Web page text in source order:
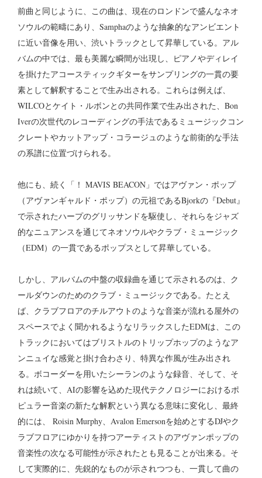
前曲と同じように、この曲は、現在のロンドンで盛んなネオ
ソウルの範疇にあり、Samphaのような抽象的なアンビエント
に近い音像を用い、渋いトラックとして昇華している。アル
バムの中では、最も美麗な瞬間が出現し、ピアノやディレイ
を掛けたアコースティックギターをサンプリングの一貫の要
素として解釈することで生み出される。これらは例えば、
WILCOとケイト・ルボンとの共同作業で生み出された、Bon
Iverの次世代のレコーディングの手法であるミュージックコン
クレートやカットアップ・コラージュのような前衛的な手法
の系譜に位置づけられる。
他にも、続く「！ MAVIS BEACON」ではアヴァン・ポップ
（アヴァンギャルド・ポップ）の元祖であるBjorkの『Debut』
で示されたハープのグリッサンドを駆使し、それらをジャズ
的なニュアンスを通じてネオソウルやクラブ・ミュージック
（EDM）の一貫であるポップスとして昇華している。
しかし、アルバムの中盤の収録曲を通じて示されるのは、ク
ールダウンのためのクラブ・ミュージックである。たとえ
ば、クラブフロアのチルアウトのような音楽が流れる屋外の
スペースでよく聞かれるようなリラックスしたEDMは、この
トラックにおいてはブリストルのトリップホップのようなア
ンニュイな感覚と掛け合わさり、特異な作風が生み出され
る。ボコーダーを用いたシーランのような録音、そして、そ
れは続いて、AIの影響を込めた現代テクノロジーにおけるポ
ピュラー音楽の新たな解釈という異なる意味に変化し、最終
的には、 Roisin Murphy、Avalon Emersonを始めとするDJやク
ラブフロアにゆかりを持つアーティストのアヴァンポップの
音楽性の次なる可能性が示されたとも見ることが出来る。そ
して実際的に、先鋭的なものが示されつつも、一貫して曲の